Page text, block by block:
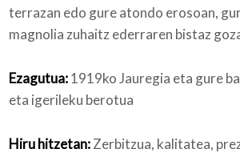
terrazan edo gure atondo erosoan,
magnolia zuhaitz ederraren bistaz
Ezagutua:1919ko Jauregia eta gure
eta igerileku berotua
Hiru hitzetan:Zerbitzua, kalitatea,